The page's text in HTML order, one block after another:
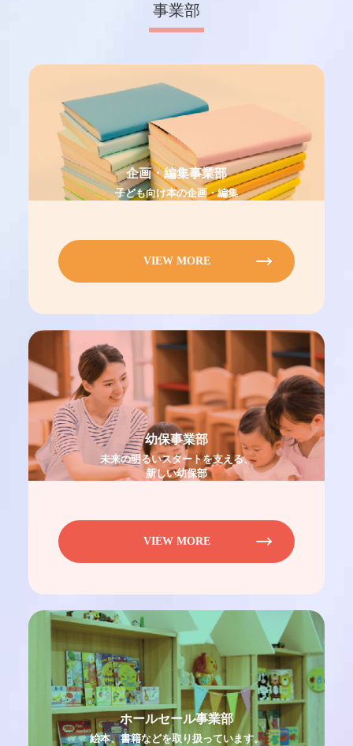
事業部
企画・編集事業部
子ども向け本の企画・編集
VIEW MORE
幼保事業部
未来の明るいスタートを支える、
新しい幼保部
VIEW MORE
ホールセール事業部
絵本、書籍などを取り扱っています。